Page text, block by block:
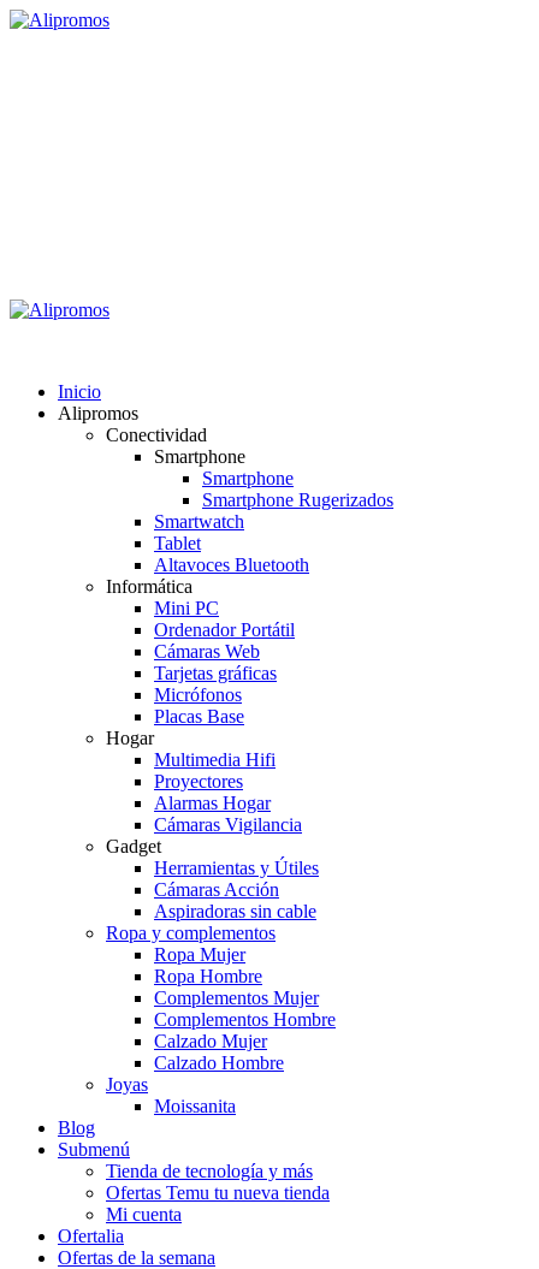
Saltar
Menú
Inicio
Alipromos
Conectividad
Smartphone
Smartphone
Smartphone Rugerizados
Smartwatch
Tablet
Altavoces Bluetooth
Informática
Mini PC
Ordenador Portátil
Cámaras Web
Tarjetas gráficas
Micrófonos
Placas Base
Hogar
Multimedia Hifi
Proyectores
Alarmas Hogar
Cámaras Vigilancia
Gadget
Herramientas y Útiles
Cámaras Acción
Aspiradoras sin cable
Ropa y complementos
Ropa Mujer
Ropa Hombre
Complementos Mujer
Complementos Hombre
Calzado Mujer
Calzado Hombre
Joyas
Moissanita
Blog
Submenú
Tienda de tecnología y más
Ofertas Temu tu nueva tienda
Mi cuenta
Ofertalia
Ofertas de la semana